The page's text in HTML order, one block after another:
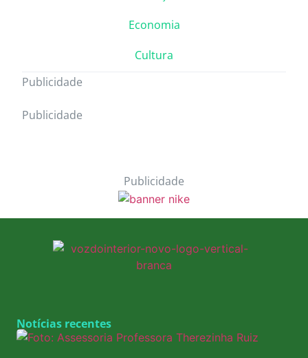
Economia
Cultura
Publicidade
Publicidade
Publicidade
Notícias recentes